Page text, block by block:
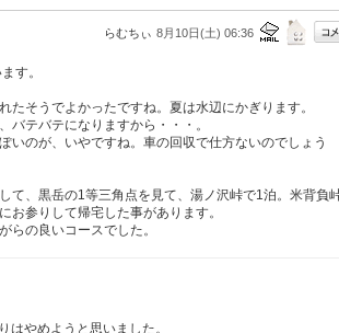
らむちぃ 8月10日(土) 06:36
す。
そうでよかったですね。夏は水辺にかぎります。
テバテになりますから・・・。
いのが、いやですね。車の回収で仕方ないのでしょう
て、黒岳の1等三角点を見て、湯ノ沢峠で1泊。米背負
お参りして帰宅した事があります。
の良いコースでした。
はやめようと思いました。